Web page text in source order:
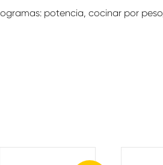
potencia, cocinar por peso,